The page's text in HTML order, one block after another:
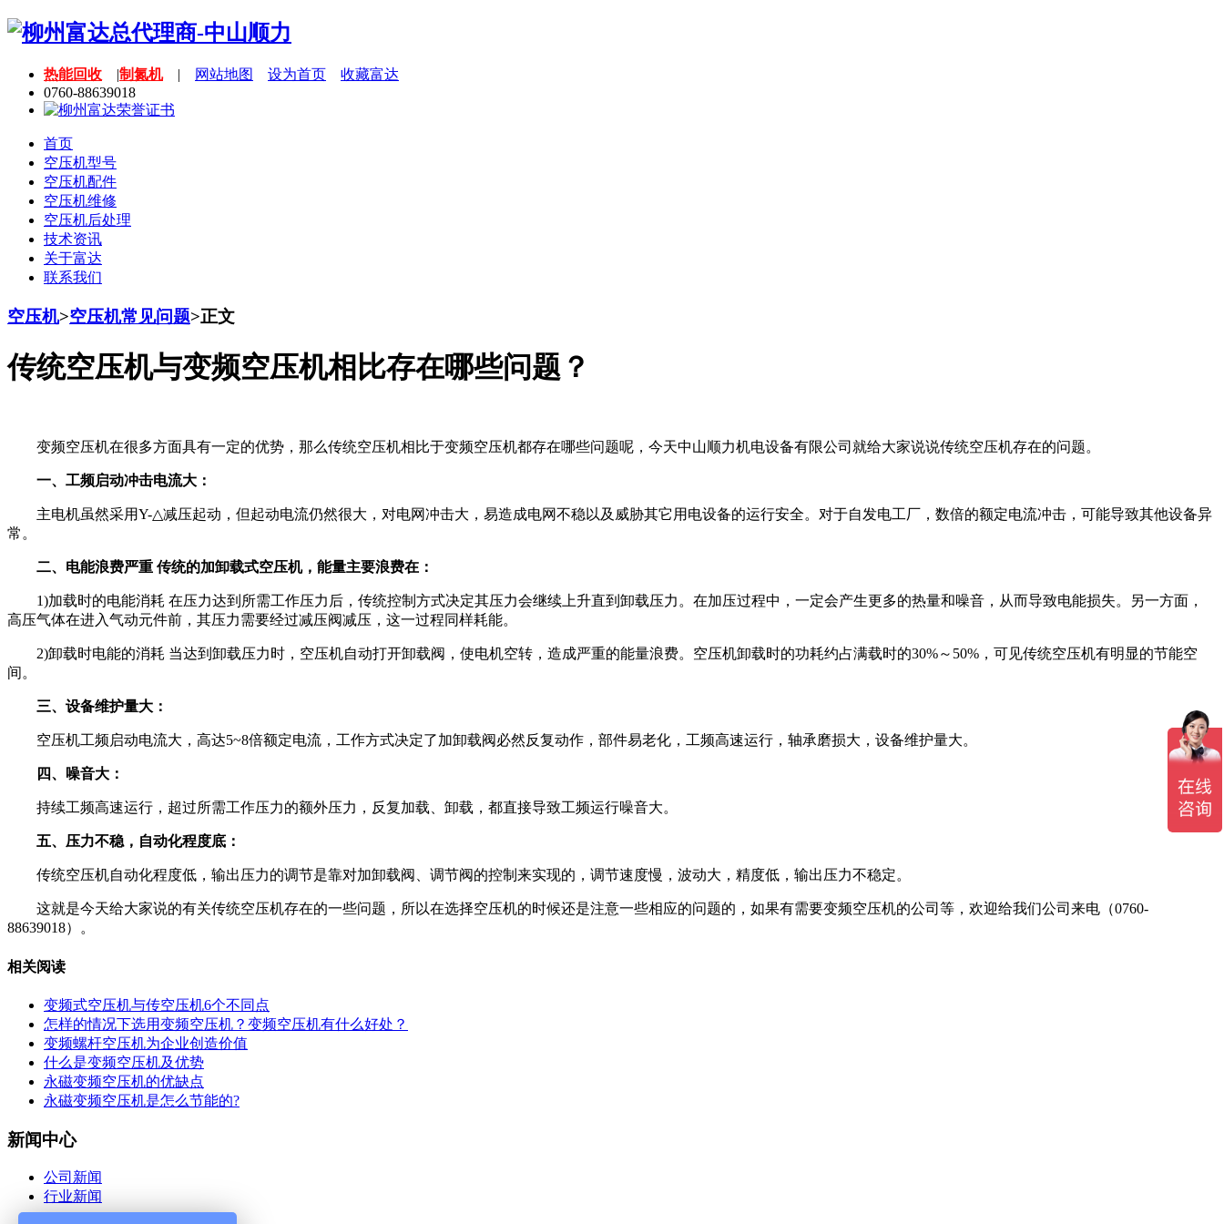
热能回收 |制氮机| 网站地图 设为首页
收藏富达
0760-88639018
首页
空压机型号
空压机配件
空压机维修
空压机后处理
技术资讯
关于富达
联系我们
空压机>空压机常见问题>正文
传统空压机与变频空压机相比存在哪些问题？
变频空压机在很多方面具有一定的优势，那么传统空压机相比于变频空压机都存在哪些问题呢，今天中山顺力机电设备有限公司就给大家说说传统空压机存在的问题。
一、工频启动冲击电流大：
主电机虽然采用Y-△减压起动，但起动电流仍然很大，对电网冲击大，易造成电网不稳以及威胁其它用电设备的运行安全。对于自发电工厂，数倍的额定电流冲击，可能导致其他设备异
常。
二、电能浪费严重 传统的加卸载式空压机，能量主要浪费在：
1)加载时的电能消耗 在压力达到所需工作压力后，传统控制方式决定其压力会继续上升直到卸载压力。在加压过程中，一定会产生更多的热量和噪音，从而导致电能损失。另一方面，
高压气体在进入气动元件前，其压力需要经过减压阀减压，这一过程同样耗能。
2)卸载时电能的消耗 当达到卸载压力时，空压机自动打开卸载阀，使电机空转，造成严重的能量浪费。空压机卸载时的功耗约占满载时的30%～50%，可见传统空压机有明显的节能空
间。
三、设备维护量大：
空压机工频启动电流大，高达5~8倍额定电流，工作方式决定了加卸载阀必然反复动作，部件易老化，工频高速运行，轴承磨损大，设备维护量大。
四、噪音大：
持续工频高速运行，超过所需工作压力的额外压力，反复加载、卸载，都直接导致工频运行噪音大。
五、压力不稳，自动化程度底：
传统空压机自动化程度低，输出压力的调节是靠对加卸载阀、调节阀的控制来实现的，调节速度慢，波动大，精度低，输出压力不稳定。
这就是今天给大家说的有关传统空压机存在的一些问题，所以在选择空压机的时候还是注意一些相应的问题的，如果有需要变频空压机的公司等，欢迎给我们公司来电（0760-
88639018）。
相关阅读
变频式空压机与传空压机6个不同点
怎样的情况下选用变频空压机？变频空压机有什么好处？
变频螺杆空压机为企业创造价值
什么是变频空压机及优势
永磁变频空压机的优缺点
永磁变频空压机是怎么节能的?
新闻中心
公司新闻
行业新闻